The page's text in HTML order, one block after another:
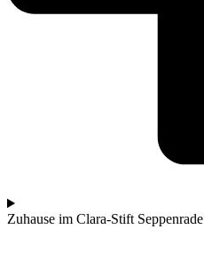
Zuhause im Clara-Stift Seppenrade